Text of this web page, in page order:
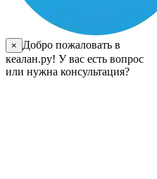
×
Добро пожаловать в
кеалан.ру! У вас есть вопрос
или нужна консультация?